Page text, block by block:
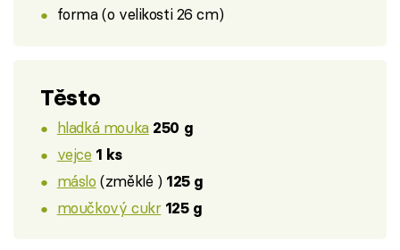
forma (o velikosti 26 cm)
Těsto
hladká mouka 250 g
vejce 1 ks
máslo (změklé ) 125 g
moučkový cukr 125 g